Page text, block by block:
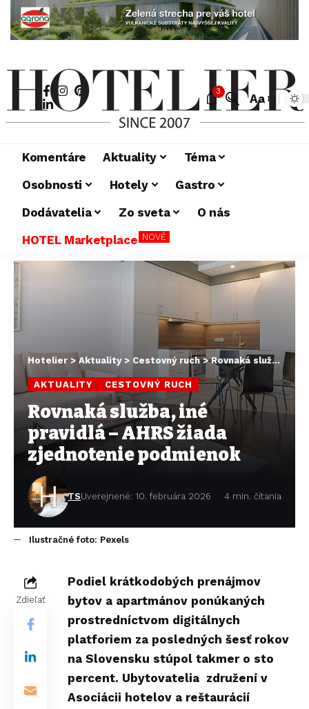
3
Aa
Komentáre Aktuality
Téma
Osobnosti
Hotely
Gastro
Dodávatelia
Zo sveta
O nás
HOTEL Marketplace NOVÉ
Hotelier >Aktuality> Cestovný ruch>Rovnaká služba, iné pravidlá – AHRS žiada zjednotenie podmienok
AKTUALITY CESTOVNÝ RUCH
Rovnaká služba, iné
pravidlá – AHRS žiada
zjednotenie podmienok
TSUverejnené: 10. februára 2026 4 min. čítania
Ilustračné foto: Pexels
Zdieľať
Podiel krátkodobých prenájmov
bytov a apartmánov ponúkaných
prostredníctvom digitálnych
platforiem za posledných šesť rokov
na Slovensku stúpol takmer o sto
percent. Ubytovatelia združení v
Asociácii hotelov a reštaurácií